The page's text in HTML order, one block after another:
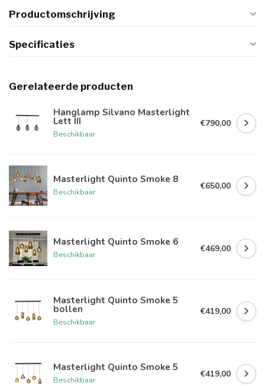
Productomschrijving
Specificaties
Gerelateerde producten
Hanglamp Silvano Masterlight
Lett III
Beschikbaar
€790,00
Masterlight Quinto Smoke 8
Beschikbaar
€650,00
Masterlight Quinto Smoke 6
Beschikbaar
€469,00
Masterlight Quinto Smoke 5
bollen
Beschikbaar
€419,00
Masterlight Quinto Smoke 5
Beschikbaar
€419,00